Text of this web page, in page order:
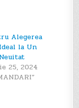
Alegerea
la Un
25, 2024